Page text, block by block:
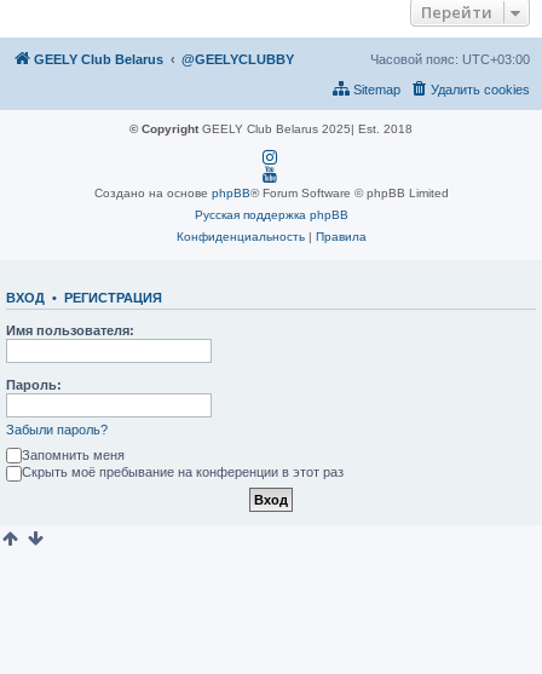
Перейти
GEELY Club Belarus @GEELYCLUBBY Часовой пояс: UTC+03:00
Удалить cookies
Sitemap
© CopyrightGEELY Club Belarus 2025| Est. 2018
Создано на основе phpBB® Forum Software © phpBB Limited
Русская поддержка phpBB
Конфиденциальность| Правила
ВХОД • РЕГИСТРАЦИЯ
Имя пользователя:
Пароль:
Забыли пароль?
Запомнить меня
Скрыть моё пребывание на конференции в этот раз